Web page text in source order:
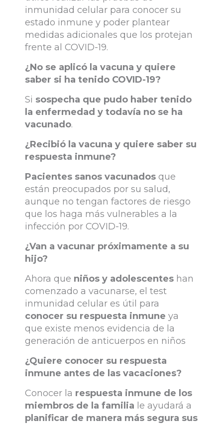
inmunidad celular para conocer su
estado inmune y poder plantear
medidas adicionales que los protejan
frente al COVID-19.
¿No se aplicó la vacuna y quiere
saber si ha tenido COVID-19?
Si sospecha que pudo haber tenido
la enfermedad y todavía no se ha
vacunado.
¿Recibió la vacuna y quiere saber su
respuesta inmune?
Pacientes sanos vacunados que
están preocupados por su salud,
aunque no tengan factores de riesgo
que los haga más vulnerables a la
infección por COVID-19.
¿Van a vacunar próximamente a su
hijo?
Ahora que niños y adolescentes han
comenzado a vacunarse, el test
inmunidad celular es útil para
conocer su respuesta inmune ya
que existe menos evidencia de la
generación de anticuerpos en niños
¿Quiere conocer su respuesta
inmune antes de las vacaciones?
Conocer la respuesta inmune de los
miembros de la familia le ayudará a
planificar de manera más segura sus